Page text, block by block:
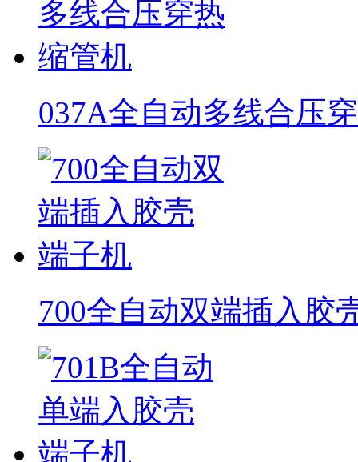
037A全自动多线合压
700全自动双端插入胶